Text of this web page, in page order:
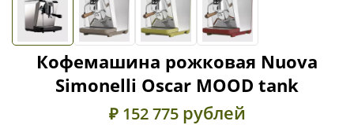
Кофемашина рожковая Nuova
Simonelli Oscar MOOD tank
₽ 152 775 рублей